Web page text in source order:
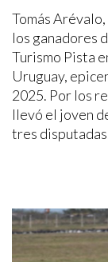
Tomás
los ganadores
Turismo Pista
Uruguay,
2025. Por los
llevó el joven
tres